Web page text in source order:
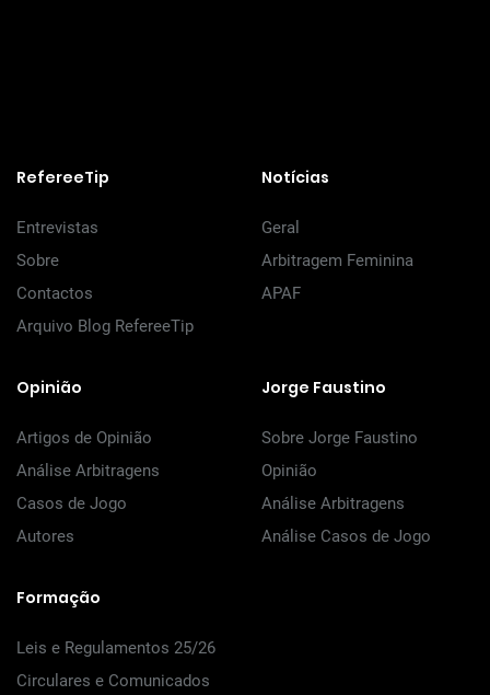
RefereeTip
Entrevistas
Sobre
Contactos
Arquivo Blog RefereeTip
Notícias
Geral
Arbitragem Feminina
APAF
Opinião
Artigos de Opinião
Análise Arbitragens
Casos de Jogo
Autores
Jorge Faustino
Sobre Jorge Faustino
Opinião
Análise Arbitragens
Análise Casos de Jogo
Formação
Leis e Regulamentos 25/26
Circulares e Comunicados